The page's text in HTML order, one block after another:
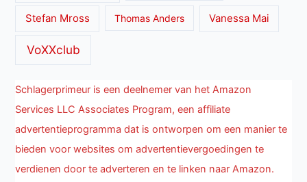
Stefan Mross Thomas Anders Vanessa Mai
VoXXclub
Schlagerprimeur is een deelnemer van het Amazon
Services LLC Associates Program, een affiliate
advertentieprogramma dat is ontworpen om een manier te
bieden voor websites om advertentievergoedingen te
verdienen door te adverteren en te linken naar Amazon.